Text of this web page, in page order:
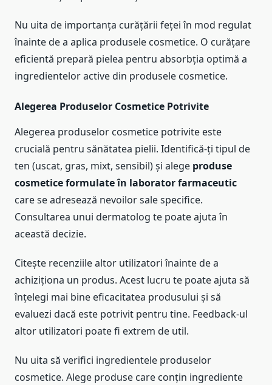
Nu uita de importanța curățării feței în mod regulat
înainte de a aplica produsele cosmetice. O curățare
eficientă prepară pielea pentru absorbția optimă a
ingredientelor active din produsele cosmetice.
Alegerea Produselor Cosmetice Potrivite
Alegerea produselor cosmetice potrivite este
crucială pentru sănătatea pielii. Identifică-ți tipul de
ten (uscat, gras, mixt, sensibil) și alege produse
cosmetice formulate în laborator farmaceutic
care se adresează nevoilor sale specifice.
Consultarea unui dermatolog te poate ajuta în
această decizie.
Citește recenziile altor utilizatori înainte de a
achiziționa un produs. Acest lucru te poate ajuta să
înțelegi mai bine eficacitatea produsului și să
evaluezi dacă este potrivit pentru tine. Feedback-ul
altor utilizatori poate fi extrem de util.
Nu uita să verifici ingredientele produselor
cosmetice. Alege produse care conțin ingrediente